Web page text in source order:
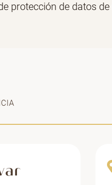
protección de datos de